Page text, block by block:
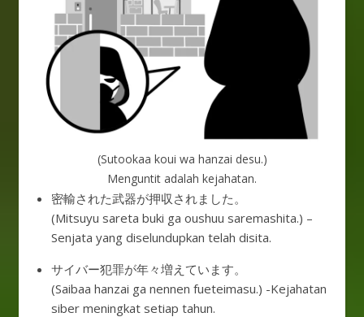
(Sutookaa koui wa hanzai desu.)
Menguntit adalah kejahatan.
密輸された武器が押収されました。
(Mitsuyu sareta buki ga oushuu saremashita.) –
Senjata yang diselundupkan telah disita.
サイバー犯罪が年々増えています。
(Saibaa hanzai ga nennen fueteimasu.) -Kejahatan
siber meningkat setiap tahun.